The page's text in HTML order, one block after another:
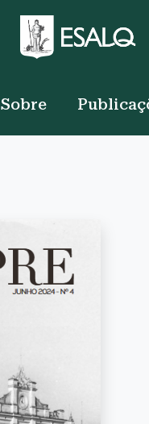
Sobre